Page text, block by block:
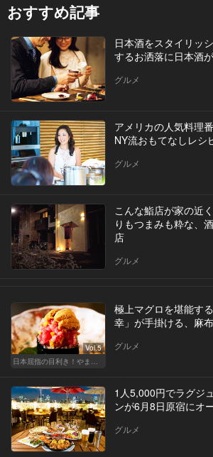
おすすめ記事
日本酒をスタイリッ
するお洒落に日本酒
グルメ
アメリカの人気料理
NY流おもてなしレシ
グルメ
こんな鮨店が家の近
りもつまみも粋な、
店
グルメ
Vol.5
日本屈指の目利き！やま幸のマグロが味わえる東京の名店
極上マグロを堪能す
幸」が手掛ける、麻
グルメ
1人5,000円でラグジ
ンが6月8日原宿にオ
グルメ